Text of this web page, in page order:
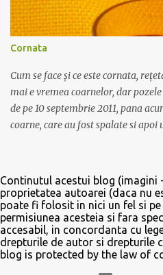
fie plin ochi, să rămână spațiu cam
capacul peste cazan și se lipește
aluat făcut din făină cu apă. Un pic
când boasca începe să fiarbă,
Cornata
Cum se face și ce este cornata,
mai e vremea coarnelor, dar
de pe 10 septembrie 2011, pana
coarne, care au fost spalate si apoi
zaharul, apoi se lasa asa, cu
saptamani, pana cand incepe sa se
perioada aceea puteti turna alcool
doriti. Aici depinde daca vreti o
toarna maxim jumatate alcool, iar
bautura mai tare, doar cu aroma
Continutul acestui blog (imagini
proprietatea autoarei (daca nu
poate fi folosit in nici un fel si
permisiunea acesteia si fara
accesabil, in concordanta cu
drepturile de autor si drepturile
blog is protected by the law of